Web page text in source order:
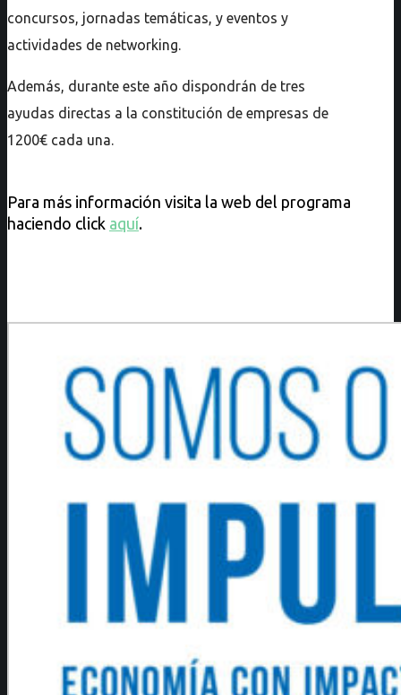
concursos, jornadas temáticas, y eventos y
actividades de networking.
Además, durante este año dispondrán de tres
ayudas directas a la constitución de empresas de
1200€ cada una.
Para más información visita la web del programa
haciendo click aquí.